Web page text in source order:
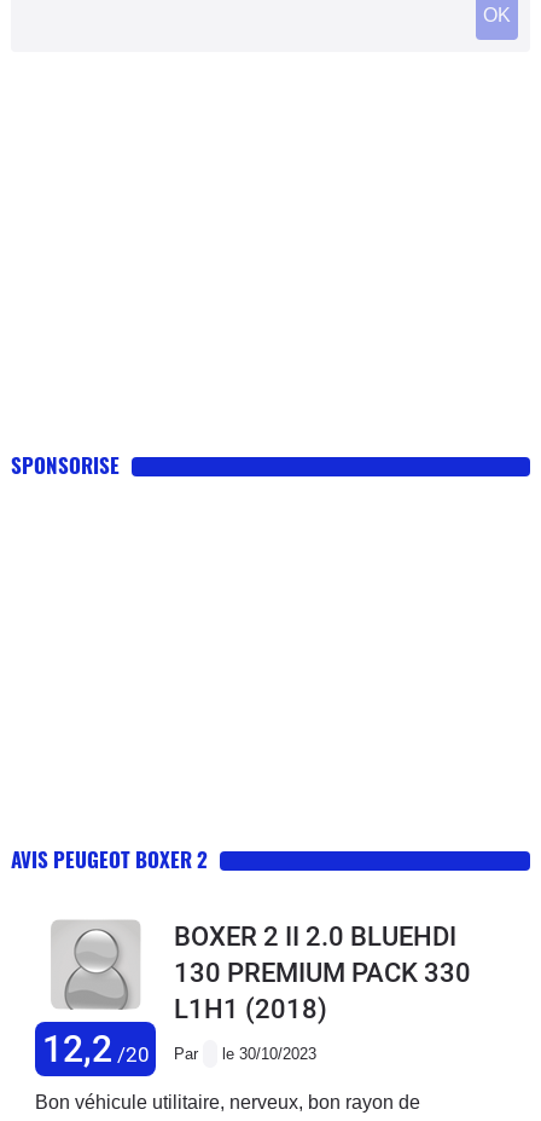
SPONSORISE
AVIS PEUGEOT BOXER 2
12,2 /20
BOXER 2 II 2.0 BLUEHDI
130 PREMIUM PACK 330
L1H1 (2018)
Par le 30/10/2023
Bon véhicule utilitaire, nerveux, bon rayon de